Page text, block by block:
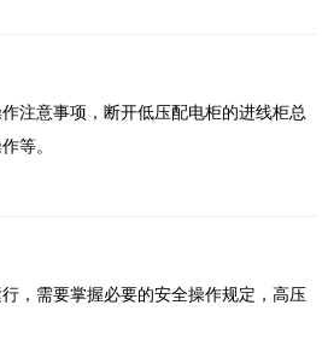
注意事项，断开低压配电柜的进线柜总
等。
，需要掌握必要的安全操作规定，高压